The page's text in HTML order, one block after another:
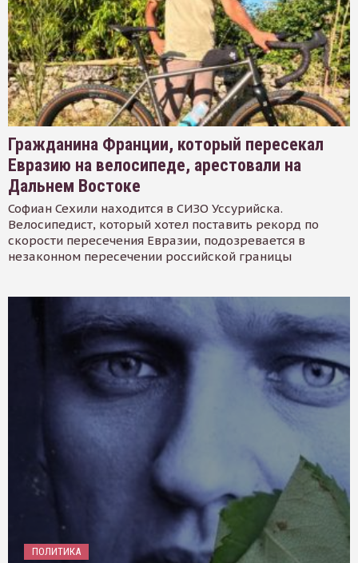
Гражданина Франции, который пересекал
Евразию на велосипеде, арестовали на
Дальнем Востоке
Софиан Сехили находится в СИЗО Уссурийска.
Велосипедист, который хотел поставить рекорд по
скорости пересечения Евразии, подозревается в
незаконном пересечении российской границы
ПОЛИТИКА